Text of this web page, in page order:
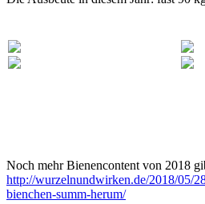
Noch mehr Bienencontent von 2018
http://wurzelnundwirken.de/2018/05/
bienchen-summ-herum/